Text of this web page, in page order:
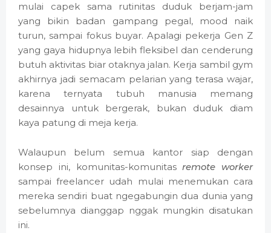
mulai capek sama rutinitas duduk berjam-jam
yang bikin badan gampang pegal, mood naik
turun, sampai fokus buyar. Apalagi pekerja Gen Z
yang gaya hidupnya lebih fleksibel dan cenderung
butuh aktivitas biar otaknya jalan. Kerja sambil gym
akhirnya jadi semacam pelarian yang terasa wajar,
karena ternyata tubuh manusia memang
desainnya untuk bergerak, bukan duduk diam
kaya patung di meja kerja.
Walaupun belum semua kantor siap dengan
konsep ini, komunitas-komunitasremote worker
sampai freelancer udah mulai menemukan cara
mereka sendiri buat ngegabungin dua dunia yang
sebelumnya dianggap nggak mungkin disatukan
ini.